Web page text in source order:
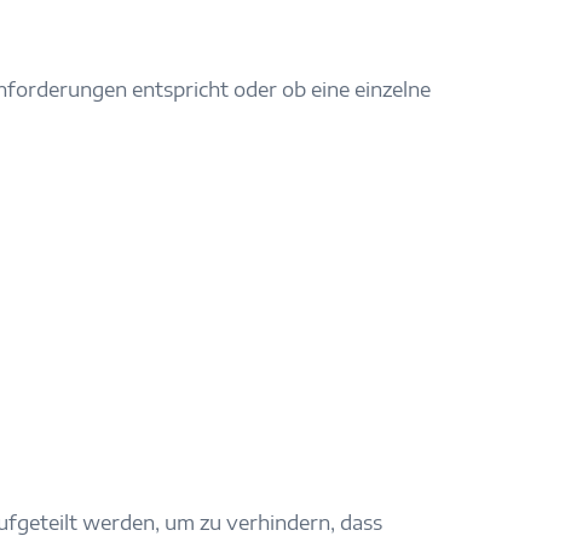
entspricht oder ob eine einzelne
werden, um zu verhindern, dass